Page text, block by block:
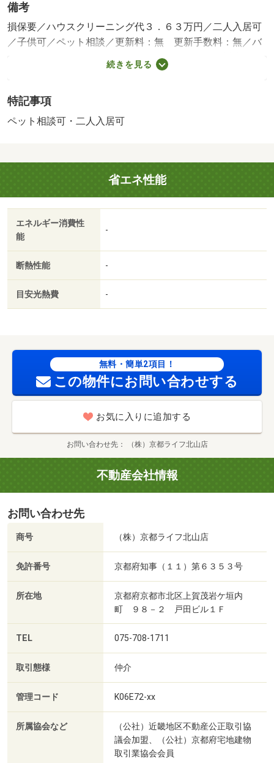
備考
損保要／ハウスクリーニング代３．６３万円／二人入居可
／子供可／ペット相談／更新料：無 更新手数料：無／バ
ストイレ別／バルコニー／エアコン／ガスコンロ対応／フ
ローリング／ＴＶインターホン／室内洗濯置／脱衣所／洗
相談／全居室洋室／二人入居相談／バイク置場／専用庭／
３駅以上利用可／専有面積２５坪以上／全居室６畳以上／
０７ｍ／藤尾交番（警察署・交番）まで７３２ｍ／藤尾幼
稚園（幼稚園・保育園）まで７４６ｍ／フレスコ 四ノ宮
店（スーパー）まで９３６ｍ／セブンイレブン 京都山科
小山店（コンビニ）まで１１０４ｍ／地下鉄東西線山科駅
徒歩３０分/賃貸戸数:1戸
続きを見る
特記事項
ペット相談可・二人入居可
省エネ性能
エネルギー消費性
能
-
断熱性能 -
目安光熱費 -
無料・簡単2項目！
この物件にお問い合わせする
お気に入りに追加する
お問い合わせ先 （株）京都ライフ北山店
不動産会社情報
お問い合わせ先
商号 （株）京都ライフ北山店
免許番号 京都府知事（１１）第６３５３号
所在地
京都府京都市北区上賀茂岩ケ垣内
町 ９８－２ 戸田ビル１Ｆ
TEL 075-708-1711
取引態様 仲介
管理コード K06E72-xx
所属協会など
（公社）近畿地区不動産公正取引協
議会加盟、（公社）京都府宅地建物
取引業協会会員